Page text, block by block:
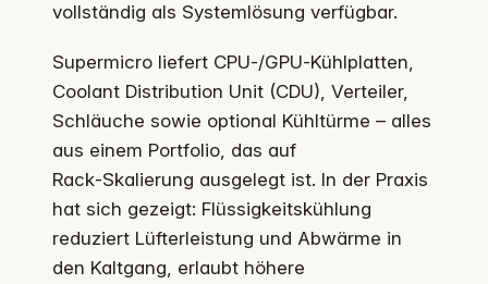
vollständig als Systemlösung verfügbar.
Supermicro liefert CPU‑/GPU‑Kühlplatten,
Coolant Distribution Unit (CDU), Verteiler,
Schläuche sowie optional Kühltürme – alles
aus einem Portfolio, das auf
Rack‑Skalierung ausgelegt ist. In der Praxis
hat sich gezeigt: Flüssigkeitskühlung
reduziert Lüfterleistung und Abwärme in
den Kaltgang, erlaubt höhere